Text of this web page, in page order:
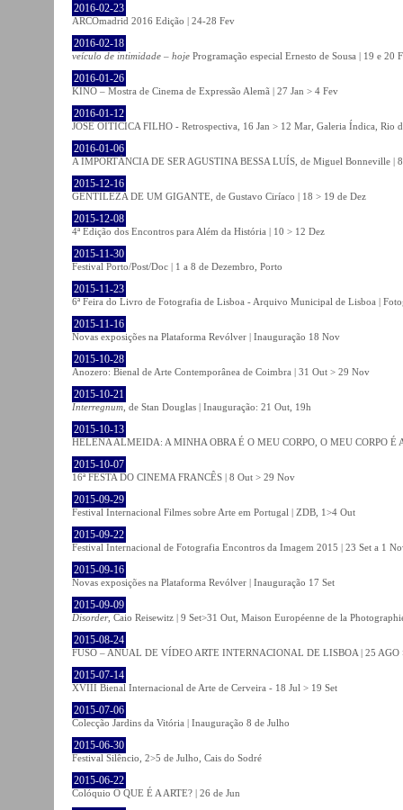
2016-02-23
ARCOmadrid 2016 Edição | 24-28 Fev
2016-02-18
veículo de intimidade – hoje Programação especial Ernesto de Sousa | 19 e 20
2016-01-26
KINO – Mostra de Cinema de Expressão Alemã | 27 Jan > 4 Fev
2016-01-12
JOSÉ OITICICA FILHO - Retrospectiva, 16 Jan > 12 Mar, Galeria Índica, Rio
2016-01-06
A IMPORTÂNCIA DE SER AGUSTINA BESSA LUÍS, de Miguel Bonneville |
2015-12-16
GENTILEZA DE UM GIGANTE, de Gustavo Ciríaco | 18 > 19 de Dez
2015-12-08
4ª Edição dos Encontros para Além da História | 10 > 12 Dez
2015-11-30
Festival Porto/Post/Doc | 1 a 8 de Dezembro, Porto
2015-11-23
6ª Feira do Livro de Fotografia de Lisboa - Arquivo Municipal de Lisboa |
2015-11-16
Novas exposições na Plataforma Revólver | Inauguração 18 Nov
2015-10-28
Anozero: Bienal de Arte Contemporânea de Coimbra | 31 Out > 29 Nov
2015-10-21
Interregnum , de Stan Douglas | Inauguração: 21 Out, 19h
2015-10-13
HELENA ALMEIDA: A MINHA OBRA É O MEU CORPO, O MEU CORPO É
2015-10-07
16ª FESTA DO CINEMA FRANCÊS | 8 Out > 29 Nov
2015-09-29
Festival Internacional Filmes sobre Arte em Portugal | ZDB, 1>4 Out
2015-09-22
Festival Internacional de Fotografia Encontros da Imagem 2015 | 23 Set a 1
2015-09-16
Novas exposições na Plataforma Revólver | Inauguração 17 Set
2015-09-09
Disorder, Caio Reisewitz | 9 Set>31 Out, Maison Européenne de la
2015-08-24
FUSO – ANUAL DE VÍDEO ARTE INTERNACIONAL DE LISBOA | 25 AGO
2015-07-14
XVIII Bienal Internacional de Arte de Cerveira - 18 Jul > 19 Set
2015-07-06
Colecção Jardins da Vitória | Inauguração 8 de Julho
2015-06-30
Festival Silêncio, 2>5 de Julho, Cais do Sodré
2015-06-22
Colóquio O QUE É A ARTE? | 26 de Jun